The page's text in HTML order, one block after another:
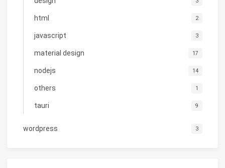
html 2
javascript 3
material design 17
nodejs 14
others 1
tauri 9
wordpress 3